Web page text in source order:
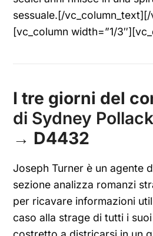
sessuale.[/
[vc_column width=”1/
I tre giorni del
di Sydney
→ D4432
Joseph Turner è un agente
sezione analizza romanzi
per ricavare informazioni
caso alla strage di tutti i